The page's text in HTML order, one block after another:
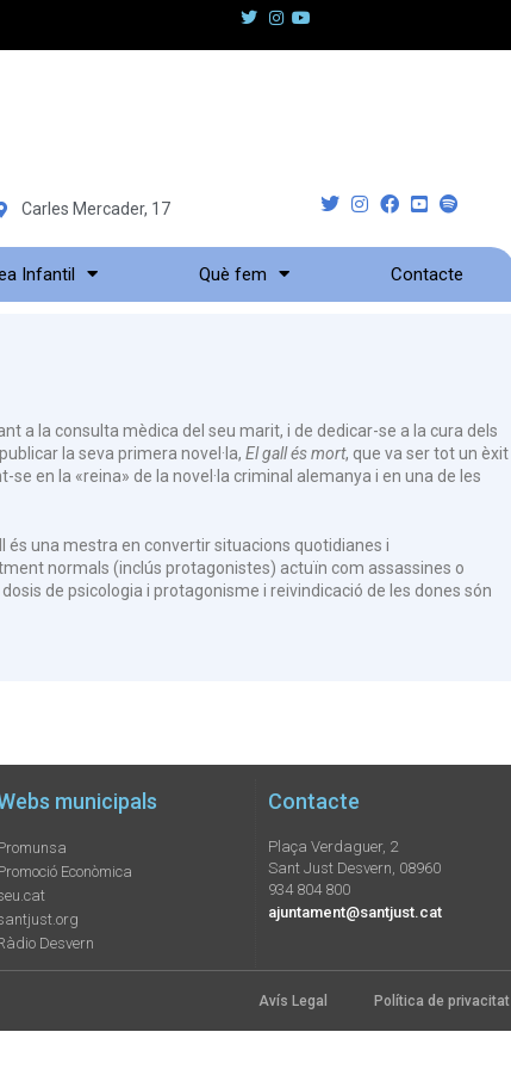
Carles Mercader, 17
Infantil Què fem Contacte
a la consulta mèdica del seu marit, i de dedicar-se a la cura dels
la seva primera novel·la, El gall és mort, que va ser tot un èxit
en la «reina» de la novel·la criminal alemanya i en una de les
és una mestra en convertir situacions quotidianes i
normals (inclús protagonistes) actuïn com assassines o
de psicologia i protagonisme i reivindicació de les dones són
municipals
Econòmica
Desvern
Contacte
Plaça Verdaguer, 2
Sant Just Desvern, 08960
934 804 800
ajuntament@santjust.cat
Avís Legal Política de privacitat